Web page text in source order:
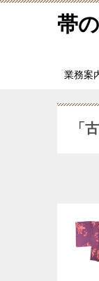
帯
業務案
「